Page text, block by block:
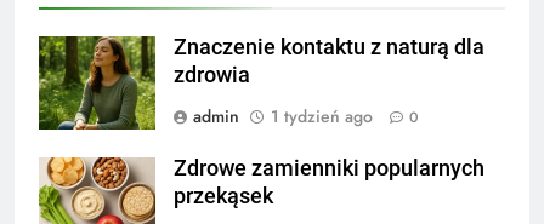
Znaczenie kontaktu z naturą dla
zdrowia
admin
1 tydzień ago 0
Zdrowe zamienniki popularnych
przekąsek